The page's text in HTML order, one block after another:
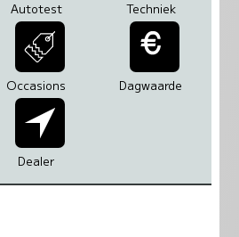
Autotest Techniek
Occasions Dagwaarde
Dealer